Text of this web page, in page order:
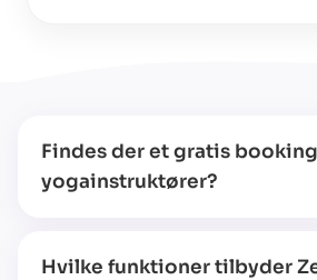
Findes der et gratis
yogainstruktører?
Hvilke funktioner tilbyder